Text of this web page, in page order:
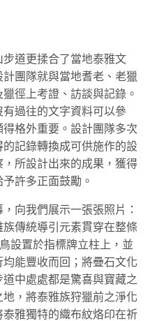
道更揉合了當地泰雅文
團隊就與當地耆老、老獵
徑上考證、訪談與記錄。
過往的文字資料可以參
格外重要。設計團隊多次
記錄轉換成可供施作的設
所設計出來的成果，獲得
許多正面鼓勵。
向我們展示一張張照片：
族傳統導引元素貫穿在整條
設置於指標牌立柱上，並
能豐收而回；將疊石文化
中處處都是驚喜與寶藏之
，將泰雅族狩獵前之淨化
雅獨特的織布紋烙印在祈